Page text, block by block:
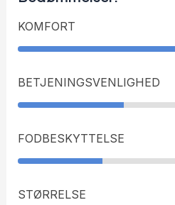
KOMFORT
BETJENINGSVENLIGHED
FODBESKYTTELSE
STØRRELSE